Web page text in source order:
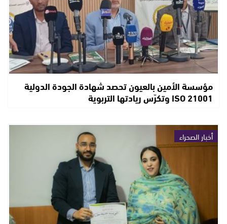
مؤسسة الأمين بالعيون تحصد شهادة الجودة الدولية
ISO 21001 وتكرّس ريادتها التربوية
أخبار الصحراء